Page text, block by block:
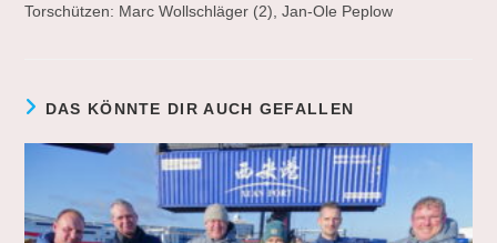
Torschützen: Marc Wollschläger (2), Jan-Ole Peplow
DAS KÖNNTE DIR AUCH GEFALLEN